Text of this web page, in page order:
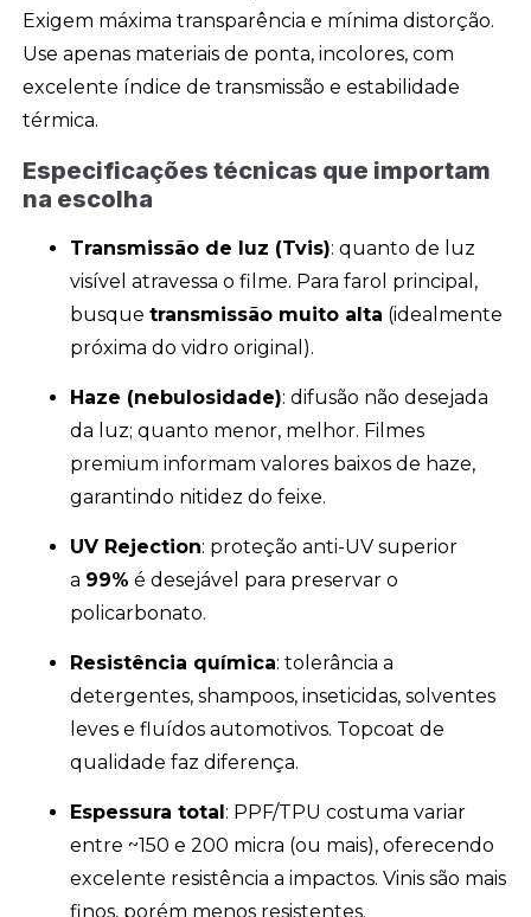
Exigem máxima transparência e mínima distorção.
Use apenas materiais de ponta, incolores, com
excelente índice de transmissão e estabilidade
térmica.
Especificações técnicas que importam
na escolha
Transmissão de luz (Tvis): quanto de luz
visível atravessa o filme. Para farol principal,
busquetransmissão muito alta (idealmente
próxima do vidro original).
Haze (nebulosidade): difusão não desejada
da luz; quanto menor, melhor. Filmes
premium informam valores baixos de haze,
garantindo nitidez do feixe.
UV Rejection: proteção anti-UV superior
a 99% é desejável para preservar o
policarbonato.
Resistência química: tolerância a
detergentes, shampoos, inseticidas, solventes
leves e fluídos automotivos. Topcoat de
qualidade faz diferença.
Espessura total: PPF/TPU costuma variar
entre ~150 e 200 micra (ou mais), oferecendo
excelente resistência a impactos. Vinis são mais
finos, porém menos resistentes.